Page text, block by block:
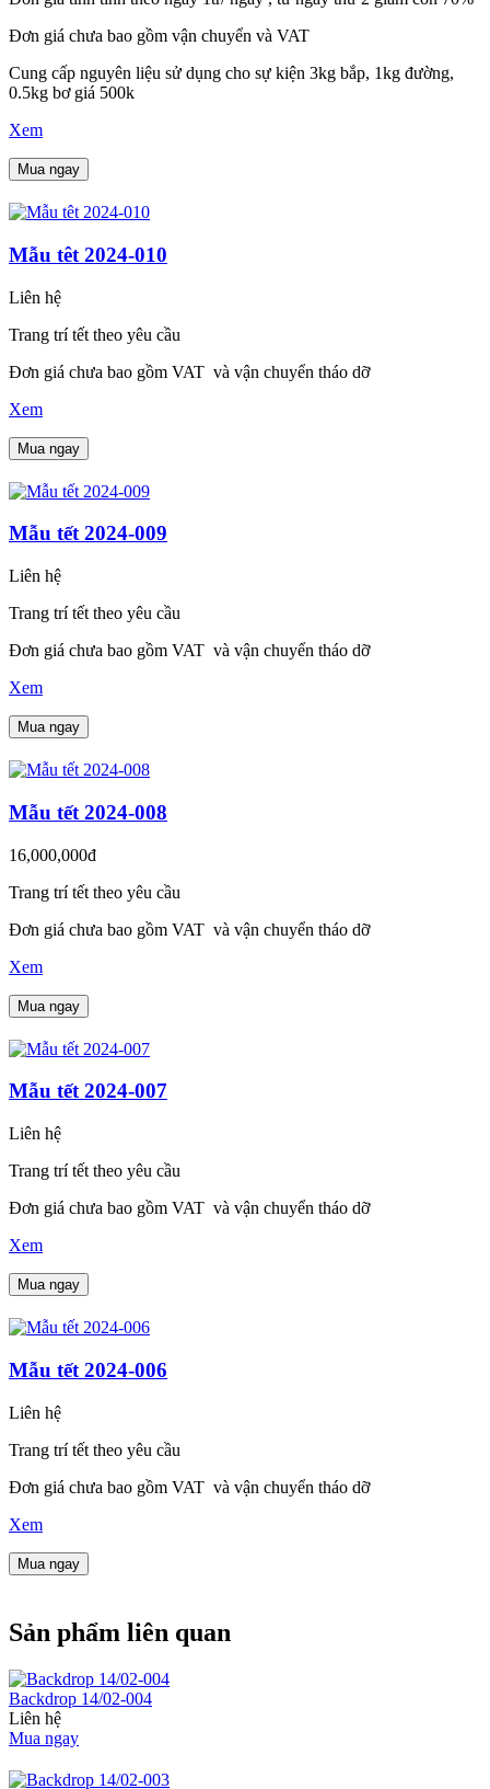
Đơn giá chưa bao gồm vận chuyển và VAT
Cung cấp nguyên liệu sử dụng cho sự kiện 3kg bắp, 1kg đường,
0.5kg bơ giá 500k
Xem
Mua ngay
Mẫu têt 2024-010
Liên hệ
Trang trí tết theo yêu cầu
Đơn giá chưa bao gồm VAT và vận chuyển tháo dỡ
Xem
Mua ngay
Mẫu tết 2024-009
Liên hệ
Trang trí tết theo yêu cầu
Đơn giá chưa bao gồm VAT và vận chuyển tháo dỡ
Xem
Mua ngay
Mẫu tết 2024-008
16,000,000đ
Trang trí tết theo yêu cầu
Đơn giá chưa bao gồm VAT và vận chuyển tháo dỡ
Xem
Mua ngay
Mẫu tết 2024-007
Liên hệ
Trang trí tết theo yêu cầu
Đơn giá chưa bao gồm VAT và vận chuyển tháo dỡ
Xem
Mua ngay
Mẫu tết 2024-006
Liên hệ
Trang trí tết theo yêu cầu
Đơn giá chưa bao gồm VAT và vận chuyển tháo dỡ
Xem
Mua ngay
Sản phẩm liên quan
Backdrop 14/02-004
Liên hệ
Mua ngay